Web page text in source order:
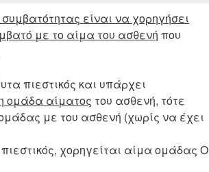
είναι να χορηγήσει
με το αίμα του ασθενή που
πιεστικός και υπάρχει
ομάδα αίματος του ασθενή, τότε
με του ασθενή (χωρίς να έχει
χορηγείται αίμα ομάδας Ο